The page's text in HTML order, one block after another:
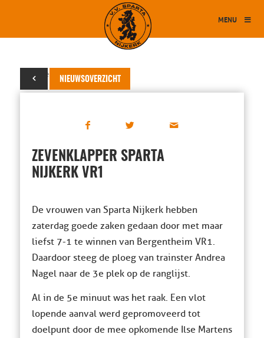
MENU
NIEUWSOVERZICHT
02 november 2024
ZEVENKLAPPER SPARTA
NIJKERK VR1
De vrouwen van Sparta Nijkerk hebben
zaterdag goede zaken gedaan door met maar
liefst 7-1 te winnen van Bergentheim VR1.
Daardoor steeg de ploeg van trainster Andrea
Nagel naar de 3e plek op de ranglijst.
Al in de 5e minuut was het raak. Een vlot
lopende aanval werd gepromoveerd tot
doelpunt door de mee opkomende Ilse Martens